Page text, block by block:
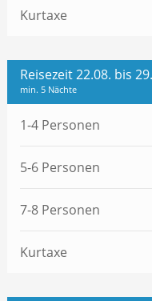
Kurtaxe
Reisezeit 22.08. bis
min. 5 Nächte
1-4 Personen
5-6 Personen
7-8 Personen
Kurtaxe